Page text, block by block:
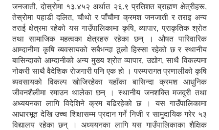
जनजाती, दोस्रोमा १३,४५२ अर्थात २६.९ प्रतिशत ब्राह्मण क्षेत्रीहरू,
तेस्रोमा पहाडी दलित, चौथो र पाँचौमा क्रमश जनजाती र तराइ अन्य
तराई क्षेत्रमा रहेको यस गाउँपालिकामा कृषि, व्यापार, प्राकृतिक श्रोत
तथा सामाजिक महत्वका क्षेत्रहरु रहेका छन् । औषत पारिवारिक
आम्दानीमा कृषि व्यवसायको सबैभन्दा ठूलो हिस्सा रहेको छ र स्थानीय
बासिन्दाको आम्दानीको अन्य मुख्य श्रोत व्यापार, उद्योग, साथै विकल्पमा
नोकरी साथै वैदेशिक रोजगारी पनि एक हो । परम्परागत प्रणालीको कृषि
ब्यवसायको विकल्प खोजिरहेका यहाँका बासिन्दा क्रमश आधुनिक
जीवनशैलीमा रमाउन थालेका छन् । स्थानीय जनशक्ति मजदुरी तथा
अध्ययनका लागि विदेशिने क्रम बढिरहेको छ । यस गाउँपालिकामा
आधारभूत देखि उच्च शिक्षासम्म प्रदान गर्ने निजी र सामुदायिक गरेर ५३
विद्यालय रहेका छन् । अध्ययनका लागि यस गाउँपालिकाका शैक्षिक